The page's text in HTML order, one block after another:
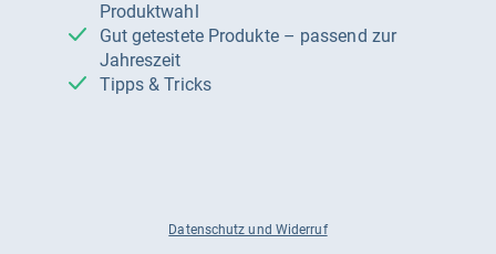
Produktwahl
Gut getestete Produkte – passend zur
Jahreszeit
Tipps & Tricks
Datenschutz und Widerruf